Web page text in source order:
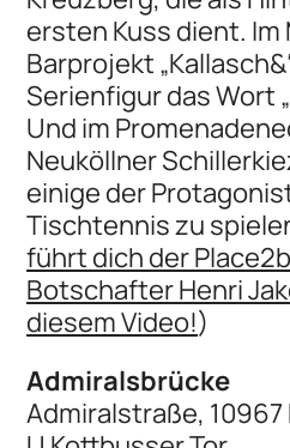
ersten Kuss dient.
Barprojekt
Serienfigur das Wort
Und im
Neuköllner
einige der
Tischtennis zu
führt dich der
Botschafter Henri
diesem Video!)
Admiralsbrücke
Admiralstraße,